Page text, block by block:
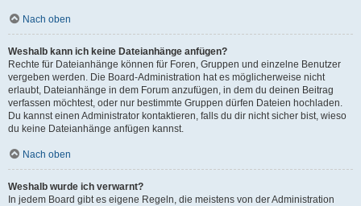
Nach oben
Weshalb kann ich keine Dateianhänge anfügen?
Rechte für Dateianhänge können für Foren, Gruppen und einzelne Benutzer
vergeben werden. Die Board-Administration hat es möglicherweise nicht
erlaubt, Dateianhänge in dem Forum anzufügen, in dem du deinen Beitrag
verfassen möchtest, oder nur bestimmte Gruppen dürfen Dateien hochladen.
Du kannst einen Administrator kontaktieren, falls du dir nicht sicher bist, wieso
du keine Dateianhänge anfügen kannst.
Nach oben
Weshalb wurde ich verwarnt?
In jedem Board gibt es eigene Regeln, die meistens von der Administration